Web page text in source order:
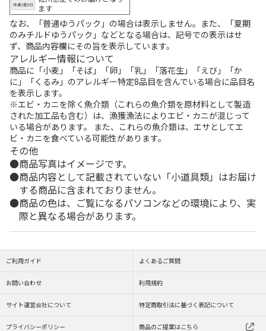
ます
なお、「普通ゆうパック」の場合は表示しません。また、「夏期
のみチルドゆうパック」などとなる場合は、記号での表示はせ
ず、商品内容欄にその旨を表示しています。
アレルギー情報について
商品に「小麦」「そば」「卵」「乳」「落花生」「えび」「か
に」「くるみ」のアレルギー特定8品目を含んでいる場合に品目名
を表示します。
※エビ・カニを除く魚介類（これらの魚介類を原材料として製造
された加工品も含む）は、漁獲漁法によりエビ・カニが混じって
いる場合があります。 また、これらの魚介類は、エサとしてエ
ビ・カニを食べている可能性があります。
その他
商品写真はイメージです。
商品内容として記載されていない「小道具類」はお届け
する商品に含まれておりません。
商品の色は、ご覧になるパソコンなどの環境により、実
際と異なる場合があります。
ご利用ガイド よくあるご質問
お問い合わせ 利用規約
サイト運営会社について 特定商取引法に基づく表記について
プライバシーポリシー 商品のご提案はこちら